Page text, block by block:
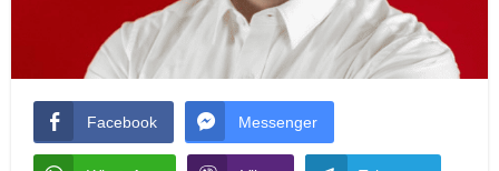
Facebook Messenger